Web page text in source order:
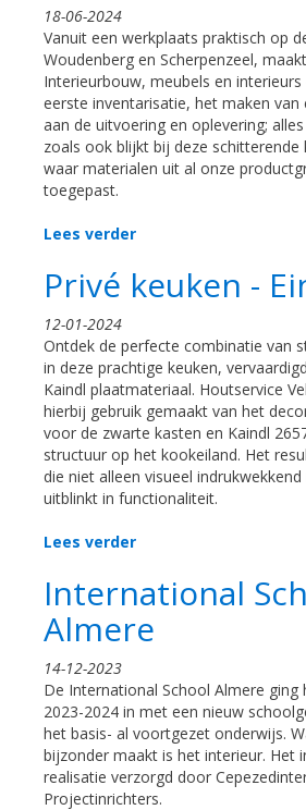
18-06-2024
Vanuit een werkplaats praktisch op
Woudenberg en Scherpenzeel,
Interieurbouw, meubels en
eerste inventarisatie, het maken
aan de uitvoering en oplevering;
zoals ook blijkt bij deze schitterende
waar materialen uit al onze
toegepast.
Lees verder
Privé keuken -
12-01-2024
Ontdek de perfecte combinatie van
in deze prachtige keuken,
Kaindl plaatmateriaal. Houtservice
hierbij gebruik gemaakt van het
voor de zwarte kasten en Kaindl
structuur op het kookeiland. Het
die niet alleen visueel
uitblinkt in functionaliteit.
Lees verder
International
Almere
14-12-2023
De International School Almere ging
2023-2024 in met een nieuw
het basis- al voortgezet onderwijs.
bijzonder maakt is het interieur. Het
realisatie verzorgd door
Projectinrichters.